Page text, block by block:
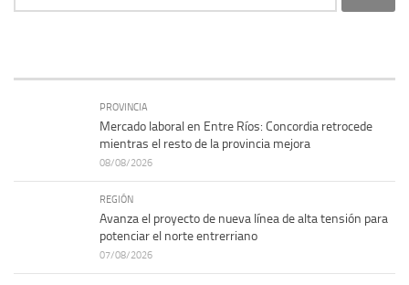
PROVINCIA
Mercado laboral en Entre Ríos: Concordia retrocede
mientras el resto de la provincia mejora
08/08/2026
REGIÓN
Avanza el proyecto de nueva línea de alta tensión para
potenciar el norte entrerriano
07/08/2026